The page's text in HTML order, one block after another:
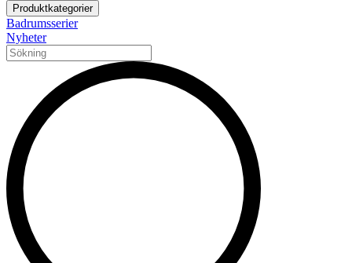
Produktkategorier
Badrumsserier
Nyheter